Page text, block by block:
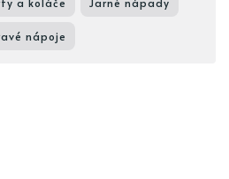
a koláče Jarné nápady
nápoje